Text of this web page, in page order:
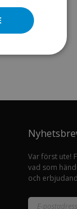
Var först ute!
vad som
och